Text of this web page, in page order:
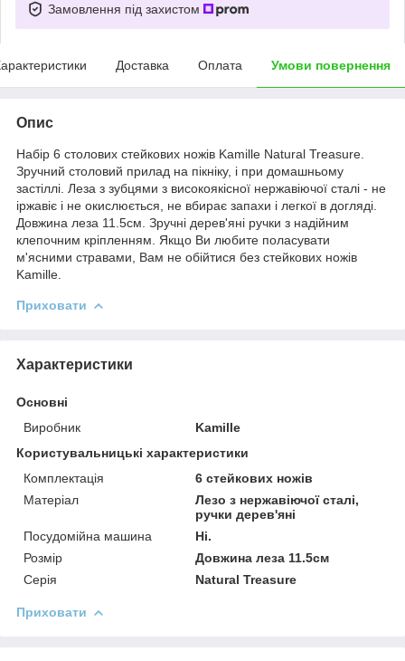
Замовлення під захистом
Доставка Оплата Умови повернення
Опис
Набір 6 столових стейкових ножів Kamille Natural Treasure.
Зручний столовий прилад на пікніку, і при домашньому
застіллі. Леза з зубцями з високоякісної нержавіючої сталі - не
іржавіє і не окислюється, не вбирає запахи і легкої в догляді.
Довжина леза 11.5см. Зручні дерев'яні ручки з надійним
клепочним кріпленням. Якщо Ви любите поласувати
м'ясними стравами, Вам не обійтися без стейкових ножів
Kamille.
Приховати
Характеристики
Основні
Виробник
Kamille
Користувальницькі характеристики
Комплектація
6 стейкових ножів
Матеріал
Лезо з нержавіючої сталі,
ручки дерев'яні
Посудомійна машина
Ні.
Розмір
Довжина леза 11.5см
Серія
Natural Treasure
Приховати